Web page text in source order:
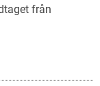
från